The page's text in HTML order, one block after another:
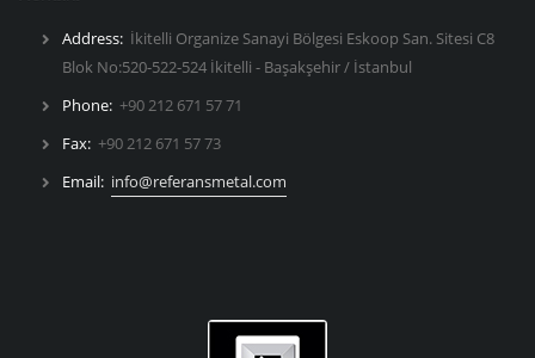
Address: İkitelli Organize Sanayi Bölgesi Eskoop San. Sitesi C8
Blok No:520-522-524 İkitelli - Başakşehir / İstanbul
Phone: +90 212 671 57 71
Fax: +90 212 671 57 73
Email: info@referansmetal.com